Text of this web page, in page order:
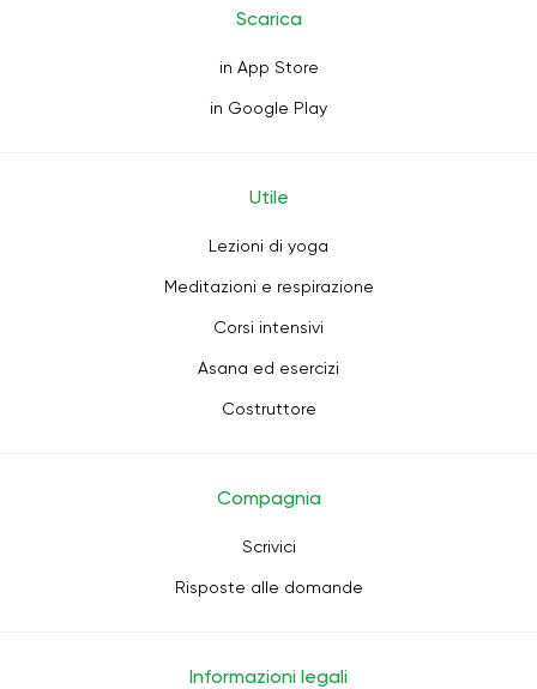
Scarica
in App Store
in Google Play
Utile
Lezioni di yoga
Meditazioni e respirazione
Corsi intensivi
Asana ed esercizi
Costruttore
Compagnia
Scrivici
Risposte alle domande
Informazioni legali